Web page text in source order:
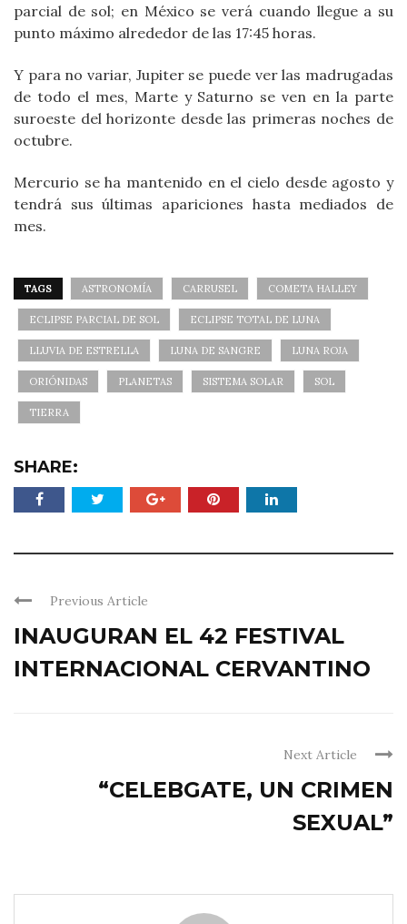
parcial de sol; en México se verá cuando llegue a su
punto máximo alrededor de las 17:45 horas.
Y para no variar, Jupiter se puede ver las madrugadas
de todo el mes, Marte y Saturno se ven en la parte
suroeste del horizonte desde las primeras noches de
octubre.
Mercurio se ha mantenido en el cielo desde agosto y
tendrá sus últimas apariciones hasta mediados de
mes.
TAGS ASTRONOMÍA CARRUSEL COMETA HALLEY
ECLIPSE PARCIAL DE SOL ECLIPSE TOTAL DE LUNA
LLUVIA DE ESTRELLA LUNA DE SANGRE LUNA ROJA
ORIÓNIDAS PLANETAS SISTEMA SOLAR SOL
TIERRA
SHARE:
Previous Article
INAUGURAN EL 42 FESTIVAL
INTERNACIONAL CERVANTINO
Next Article
“CELEBGATE, UN CRIMEN
SEXUAL”